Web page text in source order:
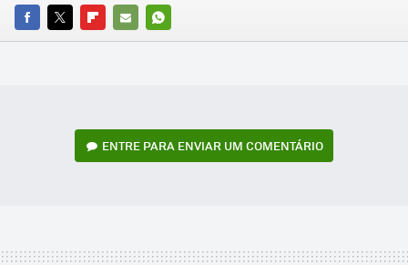
FACEBOOK
TWITTERFLIPBOARD
E-
WHATSAPP
ENTRE PARA ENVIAR UM COMENTÁRIO